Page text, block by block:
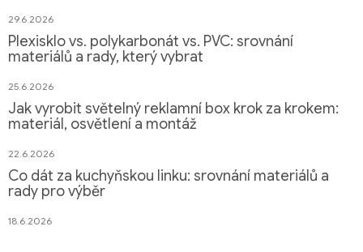
29.6.2026
Plexisklo vs. polykarbonát vs. PVC: srovnání
materiálů a rady, který vybrat
25.6.2026
Jak vyrobit světelný reklamní box krok za krokem:
materiál, osvětlení a montáž
22.6.2026
Co dát za kuchyňskou linku: srovnání materiálů a
rady pro výběr
18.6.2026